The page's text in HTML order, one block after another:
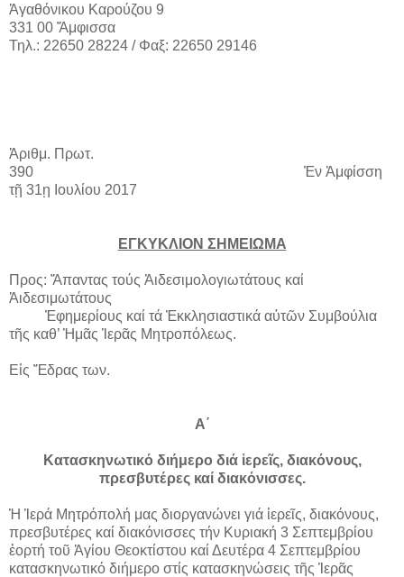
Ἀγαθόνικου Καρούζου 9
331 00 Ἄμφισσα
Τηλ.: 22650 28224 / Φαξ: 22650 29146
Ἀριθμ. Πρωτ.
390
Ἐν Ἀμφίσση
τῇ 31ῃ Ιουλίου 2017
ΕΓΚΥΚΛΙΟΝ ΣΗΜΕΙΩΜΑ
Προς: Ἅπαντας τούς Ἀιδεσιμολογιωτάτους καί
Ἀιδεσιμωτάτους
Ἐφημερίους καί τά Ἐκκλησιαστικά αὐτῶν Συμβούλια
τῆς καθ’ Ἡμᾶς Ἱερᾶς Μητροπόλεως.
Εἰς Ἕδρας των.
Α΄
Κατασκηνωτικό διήμερο διά ἱερεῖς, διακόνους,
πρεσβυτέρες καί διακόνισσες.
Ἡ Ἱερά Μητρόπολή μας διοργανώνει γιά ἱερεῖς, διακόνους,
πρεσβυτέρες καί διακόνισσες τήν Κυριακή 3 Σεπτεμβρίου
ἑορτή τοῦ Ἁγίου Θεοκτίστου καί Δευτέρα 4 Σεπτεμβρίου
κατασκηνωτικό διήμερο στίς κατασκηνώσεις τῆς Ἱερᾶς